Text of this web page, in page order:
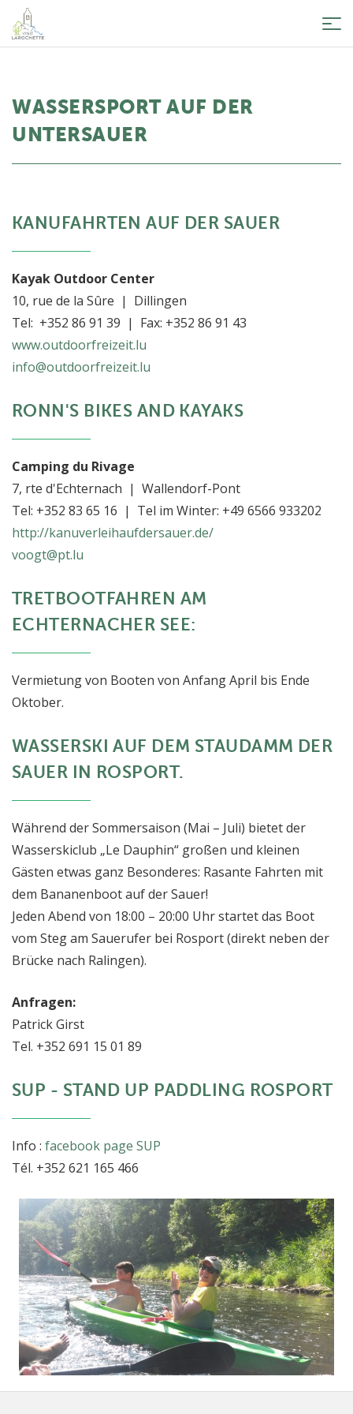
WASSERSPORT AUF DER
UNTERSAUER
KANUFAHRTEN AUF DER SAUER
Kayak Outdoor Center
10, rue de la Sûre | Dillingen
Tel: +352 86 91 39 | Fax: +352 86 91 43
www.outdoorfreizeit.lu
info@outdoorfreizeit.lu
RONN'S BIKES AND KAYAKS
Camping du Rivage
7, rte d'Echternach | Wallendorf-Pont
Tel: +352 83 65 16 | Tel im Winter: +49 6566 933202
http://kanuverleihaufdersauer.de/
voogt@pt.lu
TRETBOOTFAHREN AM
ECHTERNACHER SEE:
Vermietung von Booten von Anfang April bis Ende
Oktober.
WASSERSKI AUF DEM STAUDAMM DER
SAUER IN ROSPORT.
Während der Sommersaison (Mai – Juli) bietet der
Wasserskiclub „Le Dauphin“ großen und kleinen
Gästen etwas ganz Besonderes: Rasante Fahrten mit
dem Bananenboot auf der Sauer!
Jeden Abend von 18:00 – 20:00 Uhr startet das Boot
vom Steg am Sauerufer bei Rosport (direkt neben der
Brücke nach Ralingen).
Anfragen:
Patrick Girst
Tel. +352 691 15 01 89
SUP - STAND UP PADDLING ROSPORT
Info : facebook page SUP
Tél. +352 621 165 466